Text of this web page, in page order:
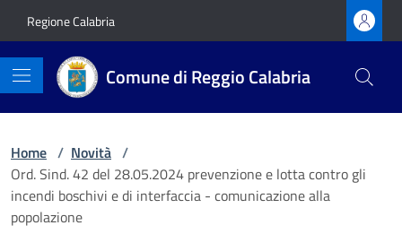
Regione Calabria
Comune di Reggio Calabria
Home / Novità /
Ord. Sind. 42 del 28.05.2024 prevenzione e lotta contro gli
incendi boschivi e di interfaccia - comunicazione alla
popolazione